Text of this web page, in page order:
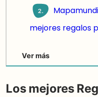
2.
mejores regalos
Ver más
Los mejores